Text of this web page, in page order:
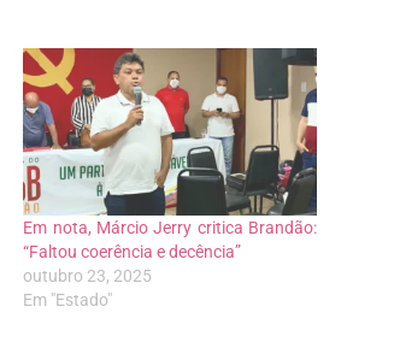
Em nota, Márcio Jerry critica Brandão:
“Faltou coerência e decência”
outubro 23, 2025
Em "Estado"